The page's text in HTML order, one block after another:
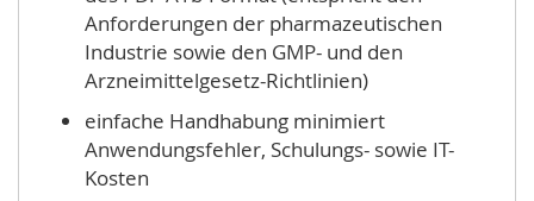
Anforderungen der pharmazeutischen
Industrie sowie den GMP- und den
Arzneimittelgesetz-Richtlinien)
einfache Handhabung minimiert
Anwendungsfehler, Schulungs- sowie IT-
Kosten